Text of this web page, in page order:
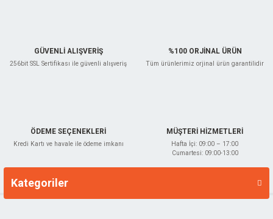
GÜVENLİ ALIŞVERİŞ
256bit SSL Sertifikası ile güvenli alışveriş
%100 ORJİNAL ÜRÜN
Tüm ürünlerimiz orjinal ürün garantilidir
ÖDEME SEÇENEKLERİ
Kredi Kartı ve havale ile ödeme imkanı
MÜŞTERİ HİZMETLERİ
Hafta İçi: 09:00 – 17:00
Cumartesi: 09:00-13:00
Kategoriler
Markalar